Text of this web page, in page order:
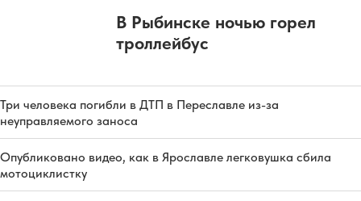
В Рыбинске ночью горел
троллейбус
Три человека погибли в ДТП в Переславле из-за
неуправляемого заноса
Опубликовано видео, как в Ярославле легковушка сбила
мотоциклистку